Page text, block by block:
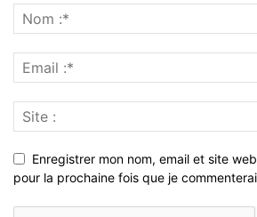
Enregistrer mon nom, email et site
pour la prochaine fois que je